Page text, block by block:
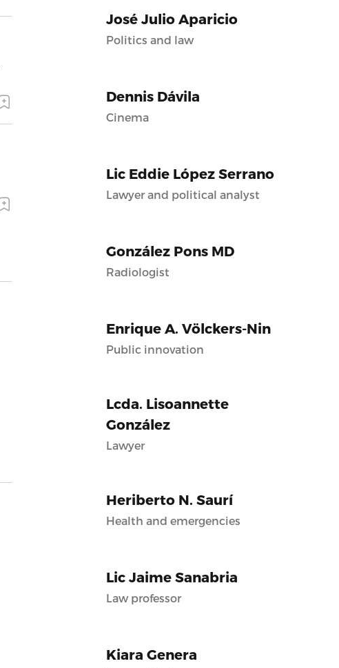
José Julio Aparicio
Politics and law
Dennis Dávila
Cinema
Lic Eddie López Serrano
Lawyer and political analyst
González Pons MD
Radiologist
Enrique A. Völckers-Nin
Public innovation
Lcda. Lisoannette
González
Lawyer
Heriberto N. Saurí
Health and emergencies
Lic Jaime Sanabria
Law professor
Kiara Genera